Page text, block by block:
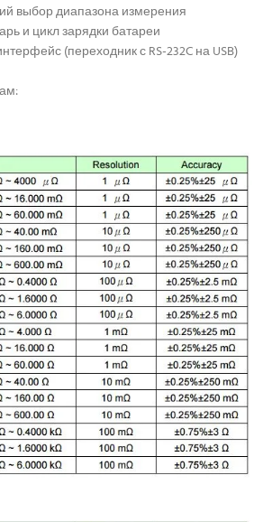
выбор диапазона измерения
и цикл зарядки батареи
(переходник с RS-232C на USB)